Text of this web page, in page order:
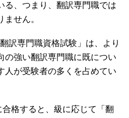
る、つまり、翻訳専門職では
せん。
訳専門職資格試験」は、より
の強い翻訳専門職に既につい
人が受験者の多くを占めてい
格すると、級に応じて「翻